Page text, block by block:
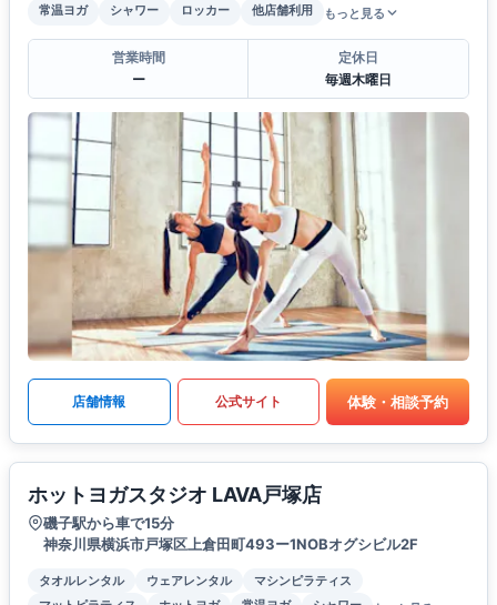
常温ヨガ
シャワー ロッカー 他店舗利用 もっと見る
営業時間
ー
定休日
毎週木曜日
店舗情報 公式サイト 体験・相談予約
ホットヨガスタジオ LAVA戸塚店
磯子駅から車で15分
神奈川県横浜市戸塚区上倉田町493ー1NOBオグシビル2F
タオルレンタル ウェアレンタル
マシンピラティス